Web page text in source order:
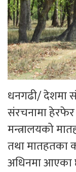
धनगढी/ देशमा
संरचनामा
मन्त्रालयको
तथा मातहतका
अधिनमा आएका